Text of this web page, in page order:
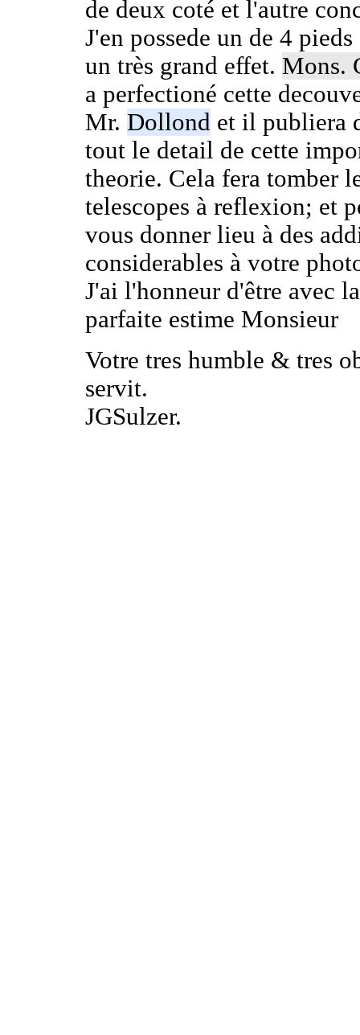
de deux coté et l'autre
J'en possede un de 4
un très grand effet. Mons.
a perfectioné cette
Mr. Dollond et il publiera
tout le detail de cette
theorie. Cela fera tomber
telescopes à reflexion; et
vous donner lieu à des
considerables à votre
J'ai l'honneur d'être avec
parfaite estime Monsieur
Votre tres humble & tres
servit.
JGSulzer.